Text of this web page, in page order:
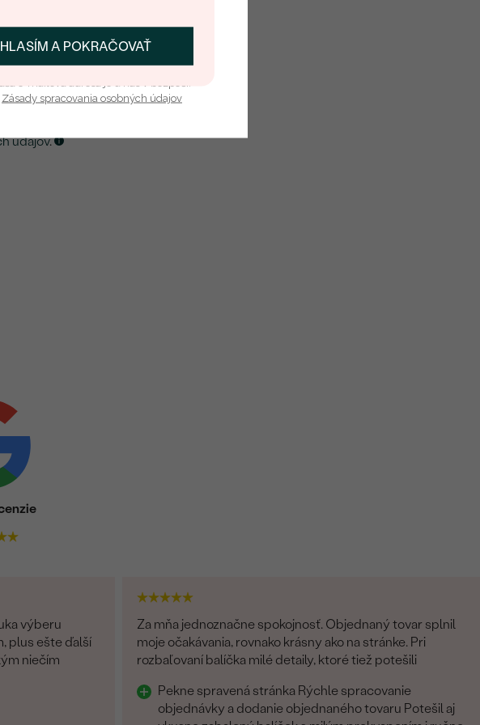
A POKRAČOVAŤ
VÁHA:
výberu
plus ešte ďalší
niečím
Za mňa jednoznačne spokojnosť. Objednaný tovar splnil
moje očakávania, rovnako krásny ako na stránke. Pri
rozbaľovaní balíčka milé detaily, ktoré tiež potešili
Pekne spravená stránka Rýchle spracovanie
objednávky a dodanie objednaného tovaru Potešil aj
údajov.
Prihlásiť sa a získať zľavu
Zásady spracovania osobných údajov